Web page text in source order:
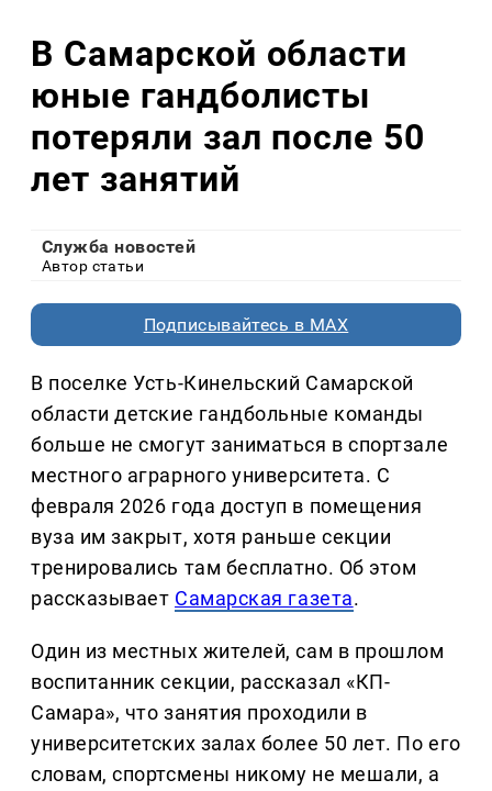
В Самарской области
юные гандболисты
потеряли зал после 50
лет занятий
Служба новостей
Автор статьи
Подписывайтесь в MAX
В поселке Усть-Кинельский Самарской
области детские гандбольные команды
больше не смогут заниматься в спортзале
местного аграрного университета. С
февраля 2026 года доступ в помещения
вуза им закрыт, хотя раньше секции
тренировались там бесплатно. Об этом
рассказывает Самарская газета.
Один из местных жителей, сам в прошлом
воспитанник секции, рассказал «КП-
Самара», что занятия проходили в
университетских залах более 50 лет. По его
словам, спортсмены никому не мешали, а